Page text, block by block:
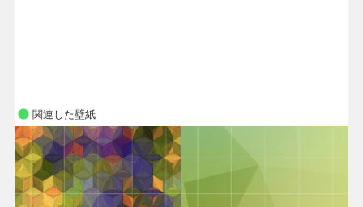
関連した壁紙